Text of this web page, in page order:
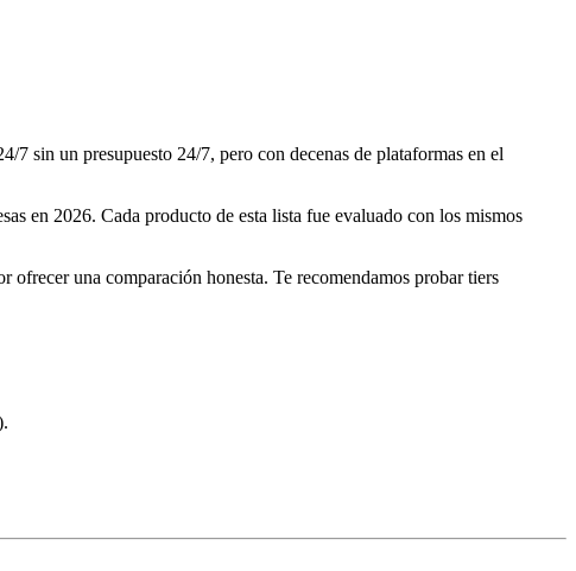
7 sin un presupuesto 24/7, pero con decenas de plataformas en el
en 2026. Cada producto de esta lista fue evaluado con los mismos
una comparación honesta. Te recomendamos probar tiers